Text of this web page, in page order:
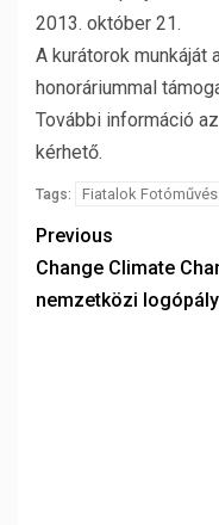
2013. október 21.
A kurátorok munkáját
honoráriummal
További információ
kérhető.
Tags: Fiatalok
Previous
Change Climate
nemzetközi